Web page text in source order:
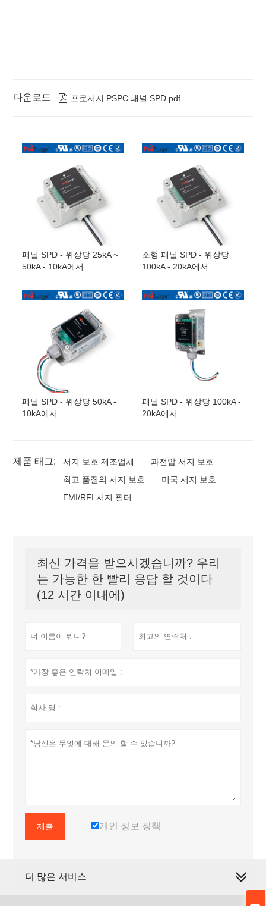
다운로드  프로서지 PSPC 패널 SPD.pdf
패널 SPD - 위상당 25kA ~
50kA - 10kA에서
소형 패널 SPD - 위상당
100kA - 20kA에서
패널 SPD - 위상당 50kA -
10kA에서
패널 SPD - 위상당 100kA -
20kA에서
제품 태그: 서지 보호 제조업체
과전압 서지 보호
최고 품질의 서지 보호
미국 서지 보호
EMI/RFI 서지 필터
최신 가격을 받으시겠습니까? 우리
는 가능한 한 빨리 응답 할 것이다
(12 시간 이내에)
제출 개인 정보 정책
더 많은 서비스